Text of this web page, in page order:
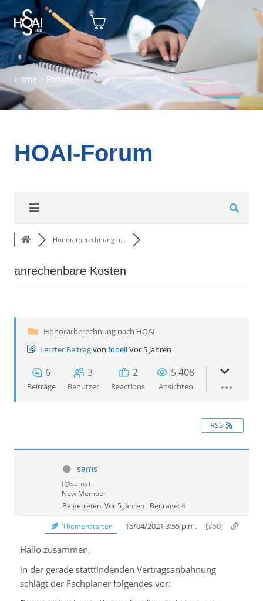
Home > Forum
HOAI-Forum
Honorarberechnung n...
anrechenbare Kosten
Honorarberechnung nach HOAI
Letzter Beitragvon fdoellVor 5 Jahren
6
Beiträge
3
Benutzer
2
Reactions
5,408
Ansichten
RSS
sams
(@sams)
New Member
Beigetreten: Vor 5 Jahren Beiträge: 4
Themenstarter 15/04/2021 3:55 p.m. [#50]
Hallo zusammen,
in der gerade stattfindenden Vertragsanbahnung
schlägt der Fachplaner folgendes vor: